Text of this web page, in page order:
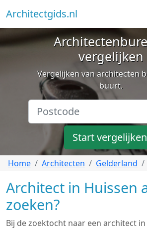
Architectgids.nl
vergelijken
Vergelijken van architecten
buurt.
Start
Home Architecten Gelderland
Architect in Huissen
zoeken?
Bij de zoektocht naar een architect